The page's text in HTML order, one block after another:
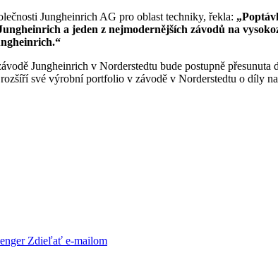
Jungheinrich AG pro oblast techniky, řekla:
a jeden z nejmodernějších závodů na
Jungheinrich v Norderstedtu bude postupně
své výrobní portfolio v závodě v Norderstedtu o díly
Zdieľať e-mailom